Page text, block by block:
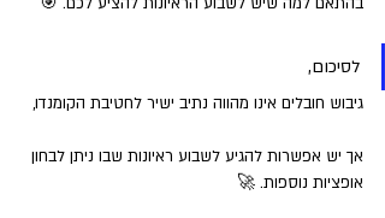
לסיכום,
גיבוש חובלים אינו מהווה נתיב ישיר לחטיבת הקומנדו,
אך יש אפשרות להגיע לשבוע ראיונות שבו ניתן לבחון
אופציות נוספות. 🚀